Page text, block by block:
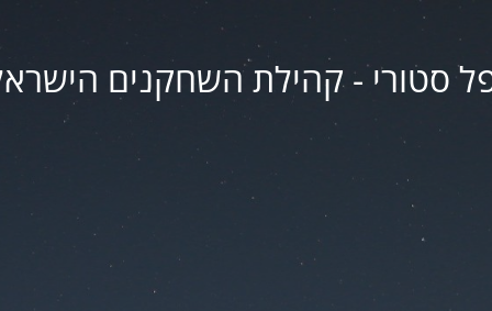
סטורי - קהילת השחקנים